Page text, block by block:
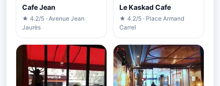
Cafe Jean
★ 4.2/5 · Avenue Jean
Jaurès
Le Kaskad Cafe
★ 4.2/5 · Place Armand
Carrel